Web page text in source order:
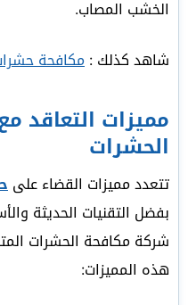
الخشب المصاب.
شاهد كذلك :مكافحة
مميزات التعاقد
الحشرات
تتعدد مميزات القضاء على
بفضل التقنيات الحديثة
شركة مكافحة الحشرات
هذه المميزات: